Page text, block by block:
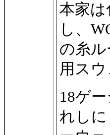
本家
し、
の糸
用スウ
18ゲ
れし